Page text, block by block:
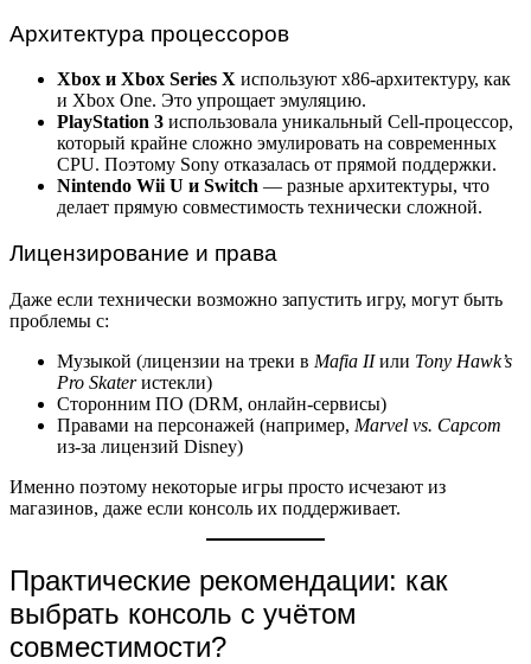
Архитектура процессоров
Xbox и Xbox Series X используют x86-архитектуру, как
и Xbox One. Это упрощает эмуляцию.
PlayStation 3 использовала уникальный Cell-процессор,
который крайне сложно эмулировать на современных
CPU. Поэтому Sony отказалась от прямой поддержки.
Nintendo Wii U и Switch — разные архитектуры, что
делает прямую совместимость технически сложной.
Лицензирование и права
Даже если технически возможно запустить игру, могут быть
проблемы с:
Музыкой (лицензии на треки в Mafia IIили Tony Hawk’s
Pro Skaterистекли)
Сторонним ПО (DRM, онлайн-сервисы)
Правами на персонажей (например, Marvel vs. Capcom
из-за лицензий Disney)
Именно поэтому некоторые игры просто исчезают из
магазинов, даже если консоль их поддерживает.
Практические рекомендации: как
выбрать консоль с учётом
совместимости?